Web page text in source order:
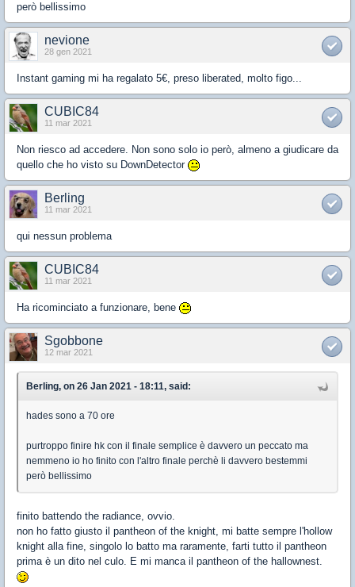
però bellissimo
nevione
28 gen 2021
Instant gaming mi ha regalato 5€, preso liberated, molto figo...
CUBIC84
11 mar 2021
Non riesco ad accedere. Non sono solo io però, almeno a giudicare da
quello che ho visto su DownDetector
Berling
11 mar 2021
qui nessun problema
CUBIC84
11 mar 2021
Ha ricominciato a funzionare, bene
Sgobbone
12 mar 2021
Berling, on 26 Jan 2021 - 18:11, said:
hades sono a 70 ore
purtroppo finire hk con il finale semplice è davvero un peccato ma
nemmeno io ho finito con l'altro finale perchè li davvero bestemmi
però bellissimo
finito battendo the radiance, ovvio.
non ho fatto giusto il pantheon of the knight, mi batte sempre l'hollow
knight alla fine, singolo lo batto ma raramente, farti tutto il pantheon
prima è un dito nel culo. E mi manca il pantheon of the hallownest.